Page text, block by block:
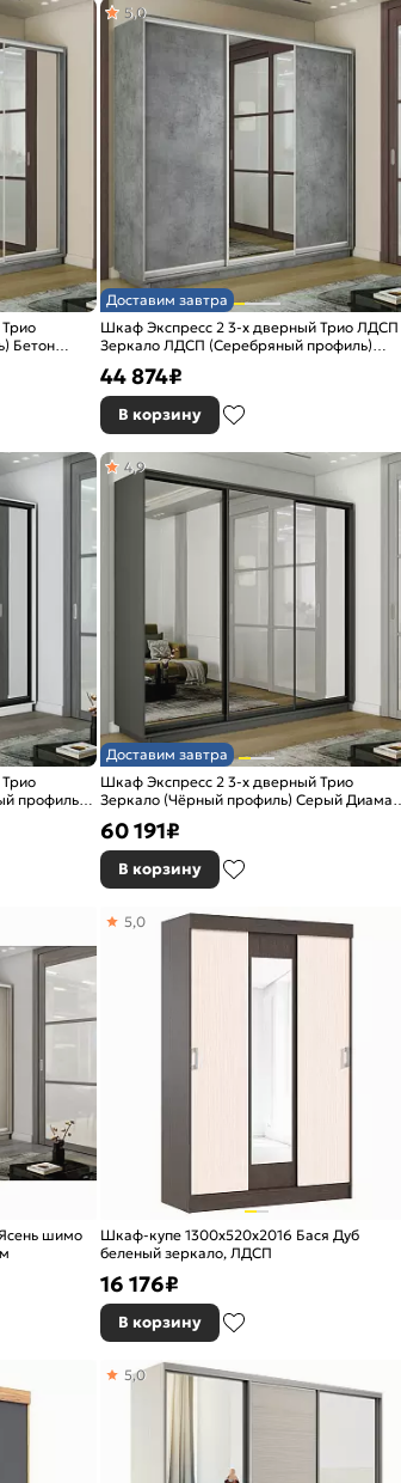
Бетон
Доставим завтра
Шкаф Экспресс 2 3-х дверный Трио ЛДСП
Зеркало ЛДСП (Серебряный профиль)
5,0
44 874₽
В корзину
профиль)
Доставим завтра
Шкаф Экспресс 2 3-х дверный Трио
Зеркало (Чёрный профиль) Серый Диамант
4,9
60 191₽
В корзину
шимо
Шкаф-купе 1300x520x2016 Бася Дуб
беленый зеркало, ЛДСП
5,0
16 176₽
В корзину
5,0